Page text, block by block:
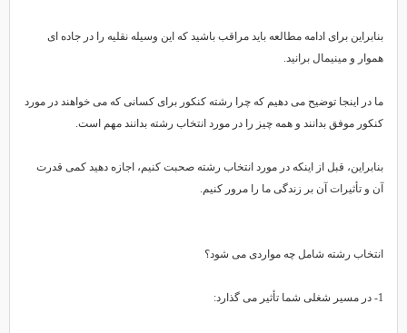
بنابراین برای ادامه مطالعه باید مراقب باشید که این وسیله نقلیه را در جاده ای
هموار و مینیمال برانید.
ما در اینجا توضیح می دهیم که چرا رشته کنکور برای کسانی که می خواهند در مورد
کنکور موفق بدانند و همه چیز را در مورد انتخاب رشته بدانند مهم است.
بنابراین، قبل از اینکه در مورد انتخاب رشته صحبت کنیم، اجازه دهید کمی قدرت
آن و تأثیرات آن بر زندگی ما را مرور کنیم.
انتخاب رشته شامل چه مواردی می شود؟
1- در مسیر شغلی شما تأثیر می گذارد: